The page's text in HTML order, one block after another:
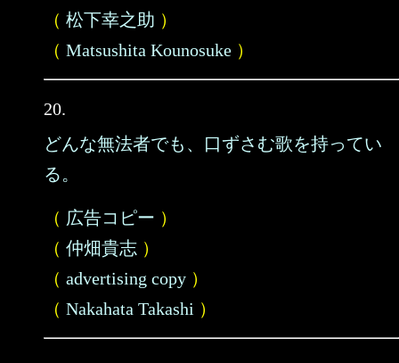
（ 松下幸之助 ）
（ Matsushita Kounosuke ）
20.
どんな無法者でも、口ずさむ歌を持ってい
る。
（ 広告コピー ）
（ 仲畑貴志 ）
（ advertising copy ）
（ Nakahata Takashi ）